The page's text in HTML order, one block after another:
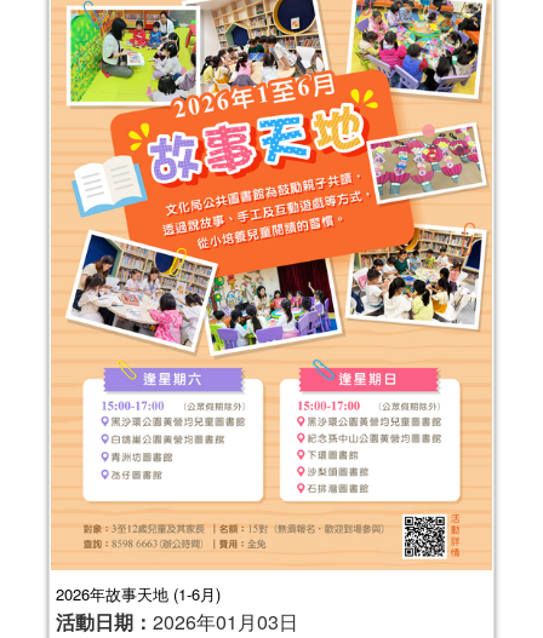
2026年故事天地 (1-6月)
活動日期： 2026年01月03日